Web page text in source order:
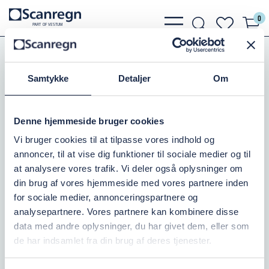
Samtykke Detaljer Om
Denne hjemmeside bruger cookies
Vi bruger cookies til at tilpasse vores indhold og
annoncer, til at vise dig funktioner til sociale medier og til
at analysere vores trafik. Vi deler også oplysninger om
din brug af vores hjemmeside med vores partnere inden
for sociale medier, annonceringspartnere og
analysepartnere. Vores partnere kan kombinere disse
data med andre oplysninger, du har givet dem, eller som
de har indsamlet fra din brug af deres tjenester.
PARTOF VESTUM
bars
light
search
light
heart 0
Koblinger Bauer Rustfri Kugle
HK KUGLE, RUSTFRI 108MM
Varenr.:504070108
På lager: 4
846,25 DKK inkl. moms
Læg i kurv